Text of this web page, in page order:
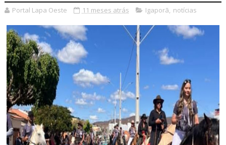
Portal Lapa Oeste 11 meses atrás Igaporã, notícias